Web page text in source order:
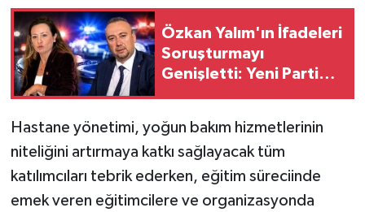
Özkan Yalım'ın İfadeleri
Soruşturmayı
Genişletti: Yeni Parti
Hastane yönetimi, yoğun bakım hizmetlerinin
niteliğini artırmaya katkı sağlayacak tüm
katılımcıları tebrik ederken, eğitim süreciinde
emek veren eğitimcilere ve organizasyonda